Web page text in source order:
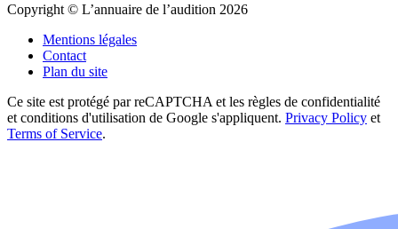
Copyright © L’annuaire de l’audition 2026
Mentions légales
Contact
Plan du site
Ce site est protégé par reCAPTCHA et les règles de confidentialité
et conditions d'utilisation de Google s'appliquent. Privacy Policy et
Terms of Service.